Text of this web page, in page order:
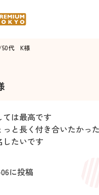
50代 K様
ては最高です
っと長く付き合いたかっ
したいです
に投稿